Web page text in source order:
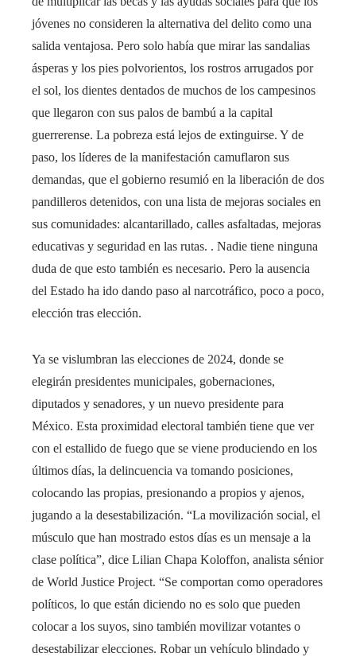
jóvenes no consideren la alternativa del delito como una
salida ventajosa. Pero solo había que mirar las sandalias
ásperas y los pies polvorientos, los rostros arrugados por
el sol, los dientes dentados de muchos de los campesinos
que llegaron con sus palos de bambú a la capital
guerrerense. La pobreza está lejos de extinguirse. Y de
paso, los líderes de la manifestación camuflaron sus
demandas, que el gobierno resumió en la liberación de dos
pandilleros detenidos, con una lista de mejoras sociales en
sus comunidades: alcantarillado, calles asfaltadas, mejoras
educativas y seguridad en las rutas. . Nadie tiene ninguna
duda de que esto también es necesario. Pero la ausencia
del Estado ha ido dando paso al narcotráfico, poco a poco,
elección tras elección.
Ya se vislumbran las elecciones de 2024, donde se
elegirán presidentes municipales, gobernaciones,
diputados y senadores, y un nuevo presidente para
México. Esta proximidad electoral también tiene que ver
con el estallido de fuego que se viene produciendo en los
últimos días, la delincuencia va tomando posiciones,
colocando las propias, presionando a propios y ajenos,
jugando a la desestabilización. “La movilización social, el
músculo que han mostrado estos días es un mensaje a la
clase política”, dice Lilian Chapa Koloffon, analista sénior
de World Justice Project. “Se comportan como operadores
políticos, lo que están diciendo no es solo que pueden
colocar a los suyos, sino también movilizar votantes o
desestabilizar elecciones. Robar un vehículo blindado y